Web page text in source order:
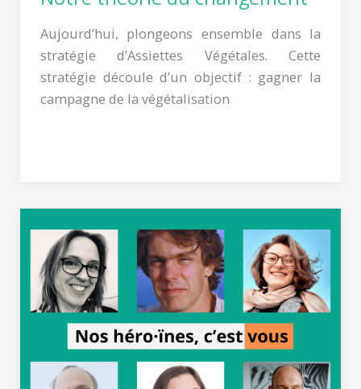
Aujourd’hui, plongeons ensemble dans la
stratégie d’Assiettes Végétales. Cette
stratégie découle d’un objectif : gagner la
campagne de la végétalisation
végés
:
pourquoi
agissez-
vous